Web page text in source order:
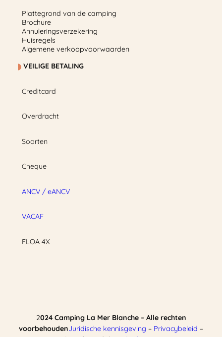
Plattegrond van de camping
Brochure
Annuleringsverzekering
Huisregels
Algemene verkoopvoorwaarden
VEILIGE BETALING
Creditcard
Overdracht
Soorten
Cheque
ANCV / eANCV
VACAF
FLOA 4X
2024 Camping La Mer Blanche – Alle rechten
voorbehoudenJuridische kennisgeving – Privacybeleid –